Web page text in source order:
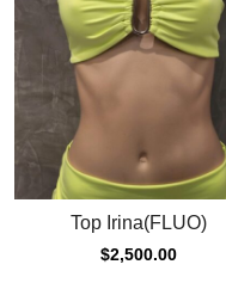
Top Irina(FLUO)
$2,500.00